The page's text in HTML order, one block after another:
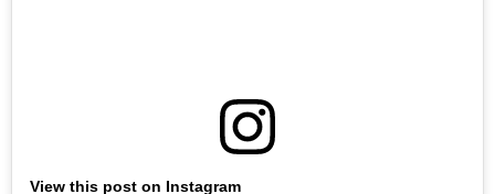
View this post on Instagram